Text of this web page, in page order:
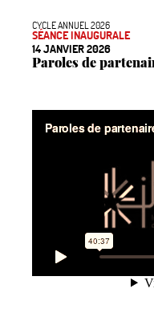
CYCLE ANNUEL 2026
SÉANCE INAUGURALE
14 JANVIER 2026
Paroles de